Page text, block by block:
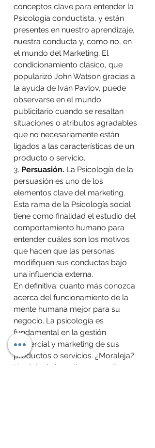
conceptos clave para entender la
Psicología conductista, y están
presentes en nuestro aprendizaje,
nuestra conducta y, como no, en
el mundo del Marketing; El
condicionamiento clásico, que
popularizó John Watson gracias a
la ayuda de Iván Pavlov, puede
observarse en el mundo
publicitario cuando se resaltan
situaciones o atributos agradables
que no necesariamente están
ligados a las características de un
producto o servicio.
3. Persuasión. La Psicología de la
persuasión es uno de los
elementos clave del marketing.
Esta rama de la Psicología social
tiene como finalidad el estudio del
comportamiento humano para
entender cuáles son los motivos
que hacen que las personas
modifiquen sus conductas bajo
una influencia externa.
En definitiva: cuanto más conozca
acerca del funcionamiento de la
mente humana mejor para su
negocio. La psicología es
fundamental en la gestión
comercial y marketing de sus
productos o servicios. ¿Moraleja?
No deje de investigar a su cliente.